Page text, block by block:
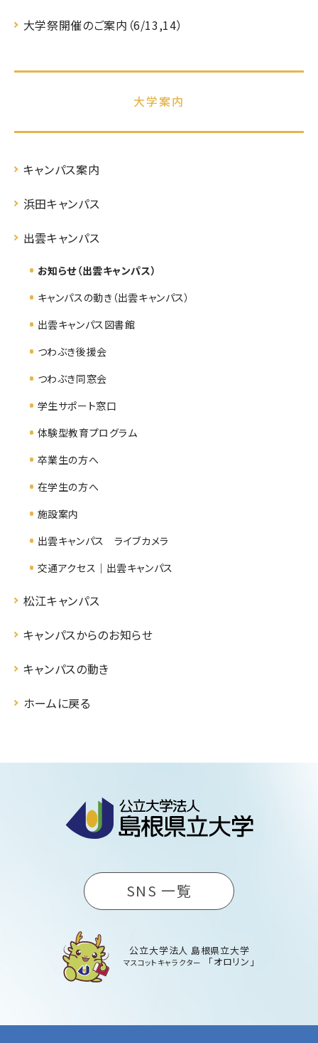
大学祭開催のご案内（6/13,14）
大学案内
キャンパス案内
浜田キャンパス
出雲キャンパス
お知らせ（出雲キャンパス）
キャンパスの動き（出雲キャンパス）
出雲キャンパス図書館
つわぶき後援会
つわぶき同窓会
学生サポート窓口
体験型教育プログラム
卒業生の方へ
在学生の方へ
施設案内
出雲キャンパス ライブカメラ
交通アクセス｜出雲キャンパス
松江キャンパス
キャンパスからのお知らせ
キャンパスの動き
ホームに戻る
SNS 一覧
公立大学法人 島根県立大学
マスコットキャラクター 「オロリン」